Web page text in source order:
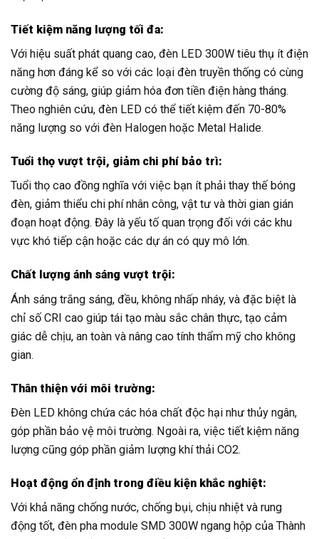
Tiết kiệm năng lượng tối đa:
Với hiệu suất phát quang cao, đèn LED 300W tiêu thụ ít điện
năng hơn đáng kể so với các loại đèn truyền thống có cùng
cường độ sáng, giúp giảm hóa đơn tiền điện hàng tháng.
Theo nghiên cứu, đèn LED có thể tiết kiệm đến 70-80%
năng lượng so với đèn Halogen hoặc Metal Halide.
Tuổi thọ vượt trội, giảm chi phí bảo trì:
Tuổi thọ cao đồng nghĩa với việc bạn ít phải thay thế bóng
đèn, giảm thiểu chi phí nhân công, vật tư và thời gian gián
đoạn hoạt động. Đây là yếu tố quan trọng đối với các khu
vực khó tiếp cận hoặc các dự án có quy mô lớn.
Chất lượng ánh sáng vượt trội:
Ánh sáng trắng sáng, đều, không nhấp nháy, và đặc biệt là
chỉ số CRI cao giúp tái tạo màu sắc chân thực, tạo cảm
giác dễ chịu, an toàn và nâng cao tính thẩm mỹ cho không
gian.
Thân thiện với môi trường:
Đèn LED không chứa các hóa chất độc hại như thủy ngân,
góp phần bảo vệ môi trường. Ngoài ra, việc tiết kiệm năng
lượng cũng góp phần giảm lượng khí thải CO2.
Hoạt động ổn định trong điều kiện khắc nghiệt:
Với khả năng chống nước, chống bụi, chịu nhiệt và rung
động tốt, đèn pha module SMD 300W ngang hộp của Thành